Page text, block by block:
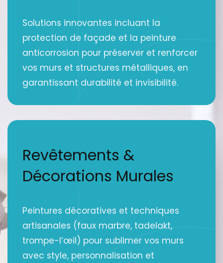
Solutions innovantes incluant la
protection de façade et la peinture
anticorrosion pour préserver et renforcer
vos murs et structures métalliques, en
garantissant durabilité et invisibilité.
Revêtements &
Décorations Murales
Peintures décoratives et techniques
artisanales (faux marbre, tadelakt,
trompe-l’œil) pour sublimer vos murs
avec style, personnalisation et